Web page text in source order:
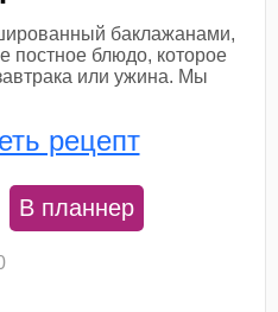
баклажанами,
постное блюдо, которое
или ужина. Мы
рецепт
В планнер